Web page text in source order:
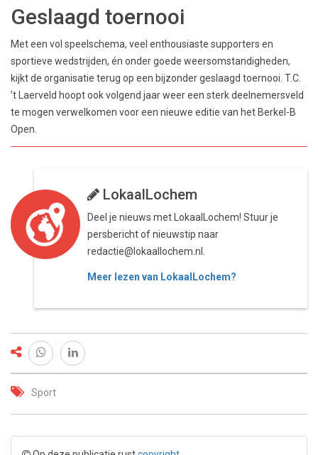
Geslaagd toernooi
Met een vol speelschema, veel enthousiaste supporters en
sportieve wedstrijden, én onder goede weersomstandigheden,
kijkt de organisatie terug op een bijzonder geslaagd toernooi. T.C.
’t Laerveld hoopt ook volgend jaar weer een sterk deelnemersveld
te mogen verwelkomen voor een nieuwe editie van het Berkel-B
Open.
LokaalLochem
Deel je nieuws met LokaalLochem! Stuur je
persbericht of nieuwstip naar
redactie@lokaallochem.nl.
Meer lezen van LokaalLochem?
Sport